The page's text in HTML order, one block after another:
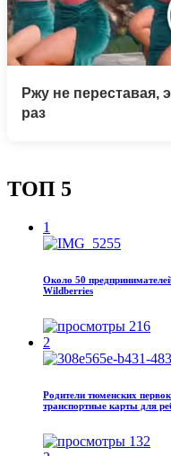
Ржу не переставая,
раз
ТОП 5
1
Около 50
Wildberries
216
2
Родители тюменских
транспортные карты для
132